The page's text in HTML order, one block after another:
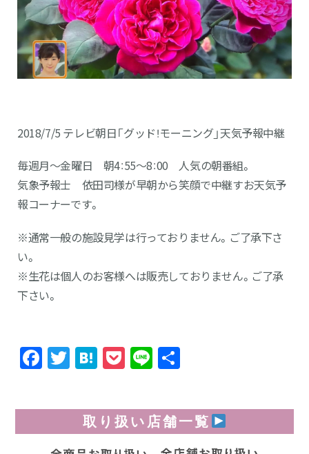
2018/7/5 テレビ朝日「グッド！モーニング」天気予報中継
毎週月～金曜日 朝4：55～8：00 人気の朝番組。
気象予報士 依田司様が早朝から笑顔で中継すお天気予
報コーナーです。
※通常一般の施設見学は行っておりません。ご了承下さ
い。
※生花は個人のお客様へは販売しておりません。ご了承
下さい。
Facebook
Twitter
Hatena
Pocket
Line
取り扱い店舗一覧